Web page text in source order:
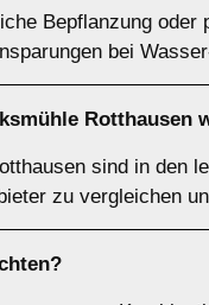
Bepflanzung
bei
Rotthausen
sind in den
zu vergleichen